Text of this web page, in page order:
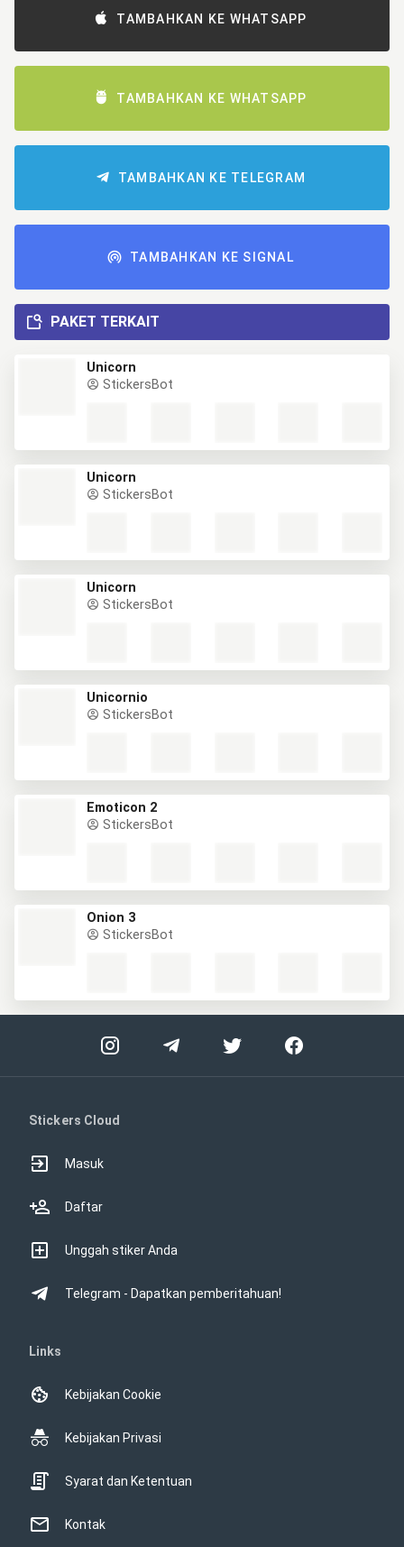
TAMBAHKAN KE WHATSAPP
TAMBAHKAN KE WHATSAPP
TAMBAHKAN KE TELEGRAM
TAMBAHKAN KE SIGNAL
PAKET TERKAIT
Unicorn
StickersBot
Unicorn
StickersBot
Unicorn
StickersBot
Unicornio
StickersBot
Emoticon 2
StickersBot
Onion 3
StickersBot
Stickers Cloud
Masuk
Daftar
Unggah stiker Anda
Telegram - Dapatkan pemberitahuan!
Links
Kebijakan Cookie
Kebijakan Privasi
Syarat dan Ketentuan
Kontak